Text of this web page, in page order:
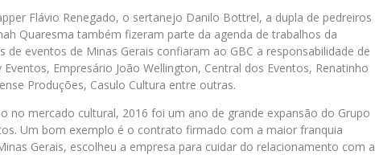
Flávio Renegado, o sertanejo Danilo Bottrel, a dupla de pedreiros
Quaresma também fizeram parte da agenda de trabalhos da
eventos de Minas Gerais confiaram ao GBC a responsabilidade de
Empresário João Wellington, Central dos Eventos, Renatinho
Produções, Casulo Cultura entre outras.
no mercado cultural, 2016 foi um ano de grande expansão do Grupo
Um bom exemplo é o contrato firmado com a maior franquia
Gerais, escolheu a empresa para cuidar do relacionamento com a